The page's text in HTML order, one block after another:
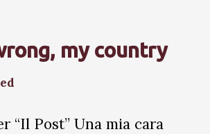
my country
“Il Post” Una mia cara